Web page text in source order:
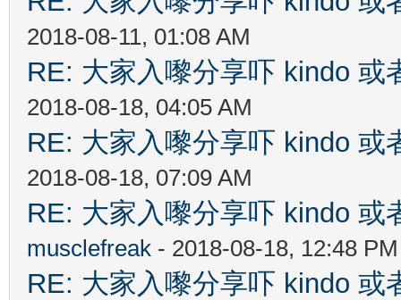
2018-08-11, 01:08 AM
RE: 大家入嚟分享吓 kindo 或
2018-08-18, 04:05 AM
RE: 大家入嚟分享吓 kindo 或
2018-08-18, 07:09 AM
RE: 大家入嚟分享吓 kindo 或
musclefreak - 2018-08-18, 12:48 PM
RE: 大家入嚟分享吓 kindo 或